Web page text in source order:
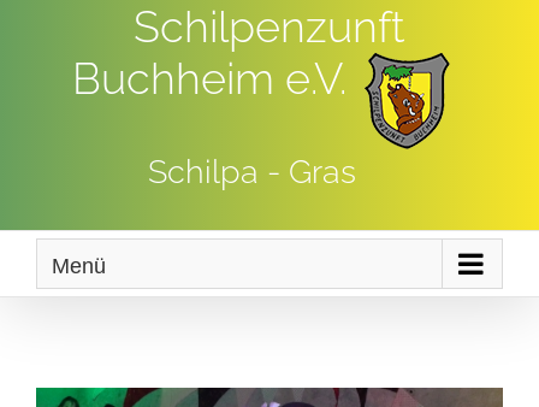
Schilpenzunft
Buchheim e.V.
Schilpa - Gras
Menü